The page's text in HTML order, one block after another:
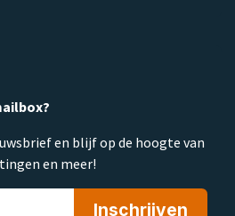
en blijf op de hoogte van
en meer!
Inschrijven